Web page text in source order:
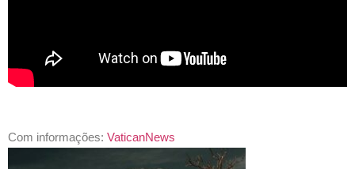
Com informações: VaticanNews